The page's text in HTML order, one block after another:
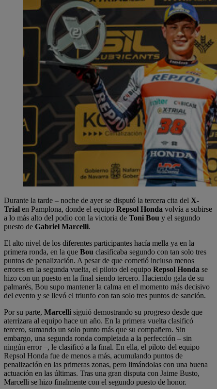
Durante la tarde – noche de ayer se disputó la tercera cita del X-
Trial en Pamplona, donde el equipo Repsol Honda volvía a subirse
a lo más alto del podio con la victoria de Toni Bou y el segundo
puesto de Gabriel Marcelli.
El alto nivel de los diferentes participantes hacía mella ya en la
primera ronda, en la que Bou clasificaba segundo con tan solo tres
puntos de penalización. A pesar de que cometió incluso menos
errores en la segunda vuelta, el piloto del equipo Repsol Honda se
hizo con un puesto en la final siendo tercero. Haciendo gala de su
palmarés, Bou supo mantener la calma en el momento más decisivo
del evento y se llevó el triunfo con tan solo tres puntos de sanción.
Por su parte, Marcelli siguió demostrando su progreso desde que
aterrizara al equipo hace un año. En la primera vuelta clasificó
tercero, sumando un solo punto más que su compañero. Sin
embargo, una segunda ronda completada a la perfección – sin
ningún error –, le clasificó a la final. En ella, el piloto del equipo
Repsol Honda fue de menos a más, acumulando puntos de
penalización en las primeras zonas, pero limándolas con una buena
actuación en las últimas. Tras una gran disputa con Jaime Busto,
Marcelli se hizo finalmente con el segundo puesto de honor.